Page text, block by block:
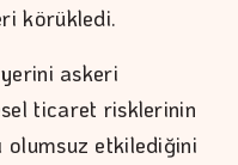
körükledi.
askeri
ticaret risklerinin
olumsuz etkilediğini